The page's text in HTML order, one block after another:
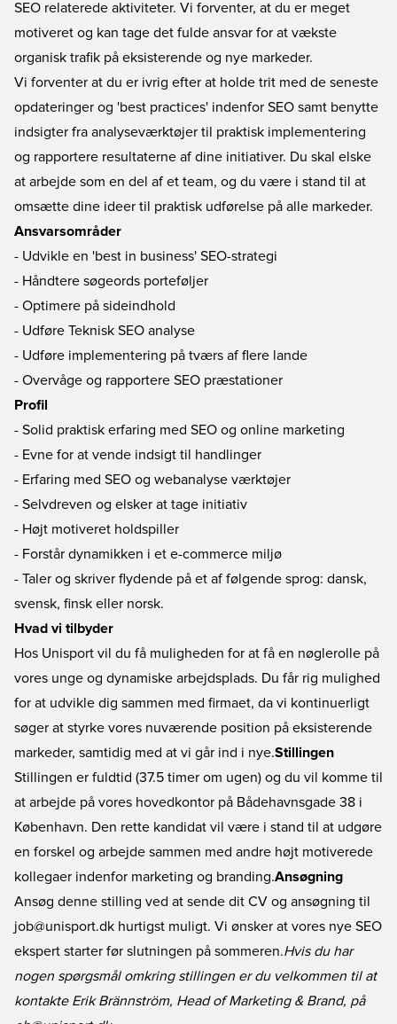
SEO relaterede aktiviteter. Vi forventer, at du er meget
motiveret og kan tage det fulde ansvar for at vækste
organisk trafik på eksisterende og nye markeder.
Vi forventer at du er ivrig efter at holde trit med de seneste
opdateringer og 'best practices' indenfor SEO samt benytte
indsigter fra analyseværktøjer til praktisk implementering
og rapportere resultaterne af dine initiativer. Du skal elske
at arbejde som en del af et team, og du være i stand til at
omsætte dine ideer til praktisk udførelse på alle markeder.
Ansvarsområder
- Udvikle en 'best in business' SEO-strategi
- Håndtere søgeords porteføljer
- Optimere på sideindhold
- Udføre Teknisk SEO analyse
- Udføre implementering på tværs af flere lande
- Overvåge og rapportere SEO præstationer
Profil
- Solid praktisk erfaring med SEO og online marketing
- Evne for at vende indsigt til handlinger
- Erfaring med SEO og webanalyse værktøjer
- Selvdreven og elsker at tage initiativ
- Højt motiveret holdspiller
- Forstår dynamikken i et e-commerce miljø
- Taler og skriver flydende på et af følgende sprog: dansk,
svensk, finsk eller norsk.
Hvad vi tilbyder
Hos Unisport vil du få muligheden for at få en nøglerolle på
vores unge og dynamiske arbejdsplads. Du får rig mulighed
for at udvikle dig sammen med firmaet, da vi kontinuerligt
søger at styrke vores nuværende position på eksisterende
markeder, samtidig med at vi går ind i nye.Stillingen
Stillingen er fuldtid (37.5 timer om ugen) og du vil komme til
at arbejde på vores hovedkontor på Bådehavnsgade 38 i
København. Den rette kandidat vil være i stand til at udgøre
en forskel og arbejde sammen med andre højt motiverede
kollegaer indenfor marketing og branding.Ansøgning
Ansøg denne stilling ved at sende dit CV og ansøgning til
job@unisport.dk hurtigst muligt. Vi ønsker at vores nye SEO
ekspert starter før slutningen på sommeren.Hvis du har
nogen spørgsmål omkring stillingen er du velkommen til at
kontakte Erik Brännström, Head of Marketing & Brand, på